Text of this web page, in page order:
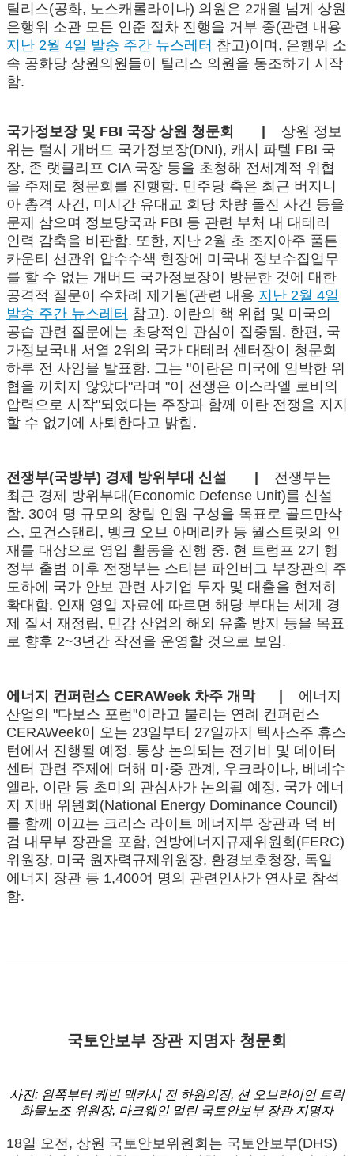
틸리스(공화, 노스캐롤라이나) 의원은 2개월 넘게 상원
은행위 소관 모든 인준 절차 진행을 거부 중(관련 내용
지난 2월 4일 발송 주간 뉴스레터 참고)이며, 은행위 소
속 공화당 상원의원들이 틸리스 의원을 동조하기 시작
함.
국가정보장 및 FBI 국장 상원 청문회 | 상원 정보
위는 털시 개버드 국가정보장(DNI), 캐시 파텔 FBI 국
장, 존 랫클리프 CIA 국장 등을 초청해 전세계적 위협
을 주제로 청문회를 진행함. 민주당 측은 최근 버지니
아 총격 사건, 미시간 유대교 회당 차량 돌진 사건 등을
문제 삼으며 정보당국과 FBI 등 관련 부처 내 대테러
인력 감축을 비판함. 또한, 지난 2월 초 조지아주 풀튼
카운티 선관위 압수수색 현장에 미국내 정보수집업무
를 할 수 없는 개버드 국가정보장이 방문한 것에 대한
공격적 질문이 수차례 제기됨(관련 내용 지난 2월 4일
발송 주간 뉴스레터 참고). 이란의 핵 위협 및 미국의
공습 관련 질문에는 초당적인 관심이 집중됨. 한편, 국
가정보국내 서열 2위의 국가 대테러 센터장이 청문회
하루 전 사임을 발표함. 그는 "이란은 미국에 임박한 위
협을 끼치지 않았다"라며 "이 전쟁은 이스라엘 로비의
압력으로 시작"되었다는 주장과 함께 이란 전쟁을 지지
할 수 없기에 사퇴한다고 밝힘.
전쟁부(국방부) 경제 방위부대 신설 | 전쟁부는
최근 경제 방위부대(Economic Defense Unit)를 신설
함. 30여 명 규모의 창립 인원 구성을 목표로 골드만삭
스, 모건스탠리, 뱅크 오브 아메리카 등 월스트릿의 인
재를 대상으로 영입 활동을 진행 중. 현 트럼프 2기 행
정부 출범 이후 전쟁부는 스티븐 파인버그 부장관의 주
도하에 국가 안보 관련 사기업 투자 및 대출을 현저히
확대함. 인재 영입 자료에 따르면 해당 부대는 세계 경
제 질서 재정립, 민감 산업의 해외 유출 방지 등을 목표
로 향후 2~3년간 작전을 운영할 것으로 보임.
에너지 컨퍼런스 CERAWeek 차주 개막 | 에너지
산업의 "다보스 포럼"이라고 불리는 연례 컨퍼런스
CERAWeek이 오는 23일부터 27일까지 텍사스주 휴스
턴에서 진행될 예정. 통상 논의되는 전기비 및 데이터
센터 관련 주제에 더해 미·중 관계, 우크라이나, 베네수
엘라, 이란 등 초미의 관심사가 논의될 예정. 국가 에너
지 지배 위원회(National Energy Dominance Council)
를 함께 이끄는 크리스 라이트 에너지부 장관과 덕 버
검 내무부 장관을 포함, 연방에너지규제위원회(FERC)
위원장, 미국 원자력규제위원장, 환경보호청장, 독일
에너지 장관 등 1,400여 명의 관련인사가 연사로 참석
함.
국토안보부 장관 지명자 청문회
사진: 왼쪽부터 케빈 맥카시 전 하원의장, 션 오브라이언 트럭
화물노조 위원장, 마크웨인 멀린 국토안보부 장관 지명자
18일 오전, 상원 국토안보위원회는 국토안보부(DHS)